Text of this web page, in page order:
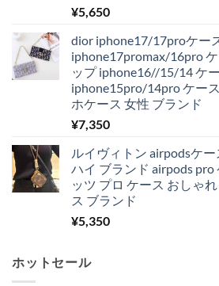
¥5,650
dior iphone17/17proケー
iphone17promax/16pro
ップ iphone16//15/14 ケ
iphone15pro/14pro ケー
ホケース 女性 ブランド
¥7,350
ルイヴィトン airpodsケ
ハイ ブランド airpods pro
ッツ プロ ケース おしゃ
ス ブランド
¥5,350
ホットセール